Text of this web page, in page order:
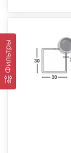
Фильтры